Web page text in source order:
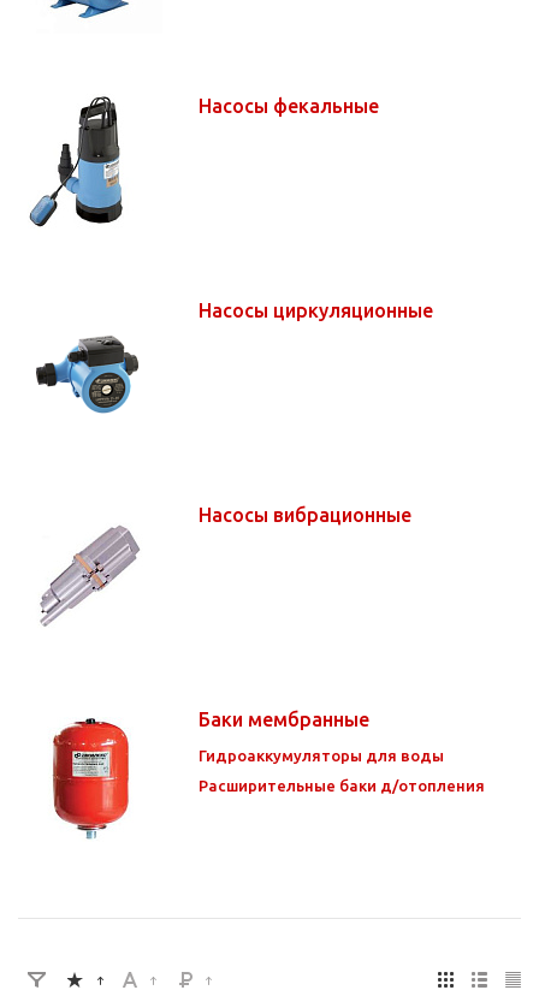
Насосы фекальные
Насосы циркуляционные
Насосы вибрационные
Баки мембранные
Гидроаккумуляторы для воды
Расширительные баки д/отопления